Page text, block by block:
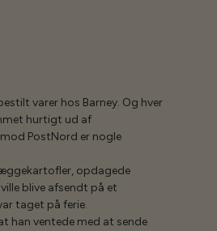
varer hos Barney. Og hver
hurtigt ud af
PostNord er nogle
opdagede
blive afsendt på et
taget på ferie.
han ventede med at sende